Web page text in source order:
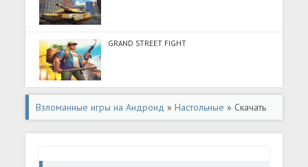
GRAND STREET FIGHT
Взломанные игры на Андроид »Настольные » Скачать
Match 3D -Master Pair Matching (Много монет) на